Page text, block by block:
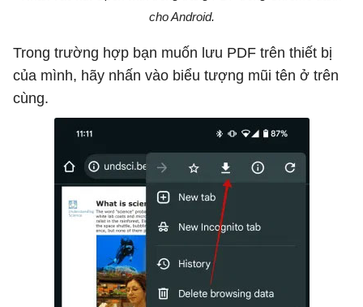
cho Android.
Trong trường hợp bạn muốn lưu PDF trên thiết bị
của mình, hãy nhấn vào biểu tượng mũi tên ở trên
cùng.